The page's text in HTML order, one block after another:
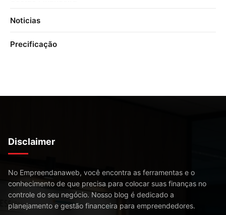
Noticias
Precificação
Disclaimer
No Empreendanaweb, você encontra as ferramentas e o
conhecimento de que precisa para colocar suas finanças no
controle do seu negócio. Nosso blog é dedicado a
planejamento e gestão financeira para empreendedores.